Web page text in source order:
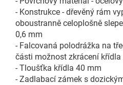
- Konstrukce - dřevěný rám
oboustranně celoplošně
0,6 mm
- Falcovaná polodrážka na
části možnost zkrácení křídla
- Tloušťka křídla 40 mm
- Zadlabací zámek s